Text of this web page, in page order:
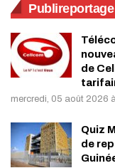
Publireportage
de
mercredi, 05 août 2026 à
Quiz
de